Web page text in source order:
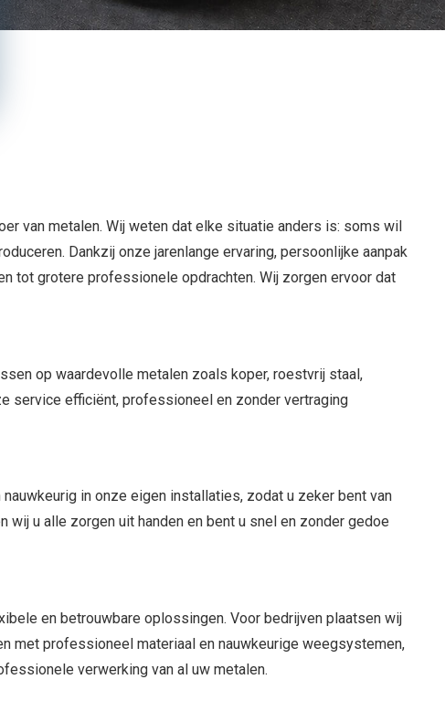
van metalen. Wij weten dat elke situatie anders is: soms wil
Dankzij onze jarenlange ervaring, persoonlijke aanpak
tot grotere professionele opdrachten. Wij zorgen ervoor dat
op waardevolle metalen zoals koper, roestvrij staal,
service efficiënt, professioneel en zonder vertraging
in onze eigen installaties, zodat u zeker bent van
u alle zorgen uit handen en bent u snel en zonder gedoe
en betrouwbare oplossingen. Voor bedrijven plaatsen wij
met professioneel materiaal en nauwkeurige weegsystemen,
verwerking van al uw metalen.